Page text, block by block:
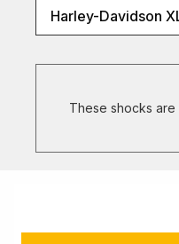
Harley-Davidson
These shocks are